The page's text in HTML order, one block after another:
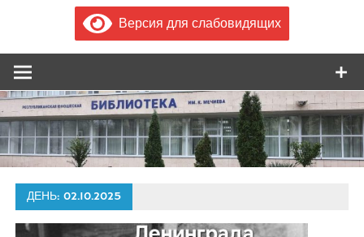
Версия для слабовидящих
ДЕНЬ:02.10.2025